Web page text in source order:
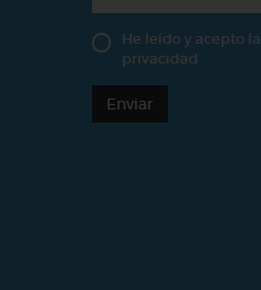
He leído y acepto la
privacidad
Enviar